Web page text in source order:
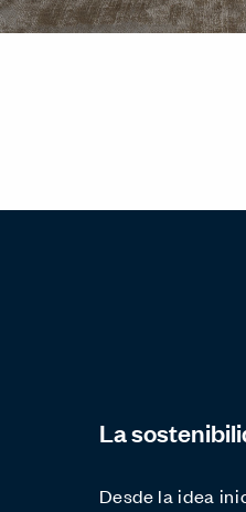
La
Desde la idea